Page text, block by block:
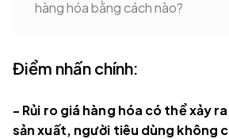
hàng hóa bằng cách nào?
Điểm nhấn chính:
- Rủi ro giá hàng hóa có thể xảy
sản xuất, người tiêu dùng không